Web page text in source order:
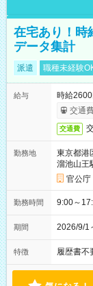
在宅あり！時
データ集計
派遣 職種未経験
給与
時給
交通
交通費
勤務地
東京都港
溜池山王
官公庁
勤務時間 9:00～
期間 2026/9/
特徴 履歴書不